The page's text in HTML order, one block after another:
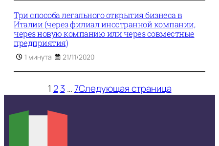
Три способа легального открытия бизнеса в
Италии (через филиал иностранной компании,
через новую компанию или через совместные
предприятия)
1 минута 21/11/2020
1 2 3 …7Следующая страница